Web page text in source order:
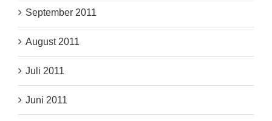
September 2011
August 2011
Juli 2011
Juni 2011